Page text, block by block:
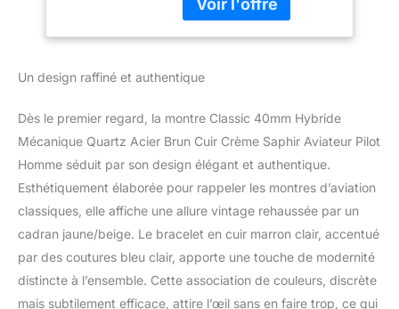
couronne et un fond
un entretien réduit et un
extrêmement précis
rendent cette montre
unique et très désirable.
MWC combinent
essentiellement le
meilleur de la nouvelle
technologie d'horlogerie.
caractéristiques de nos
Un design raffiné et authentique
Dès le premier regard, la montre Classic 40mm Hybride
Mécanique Quartz Acier Brun Cuir Crème Saphir Aviateur Pilot
Homme séduit par son design élégant et authentique.
Esthétiquement élaborée pour rappeler les montres d’aviation
classiques, elle affiche une allure vintage rehaussée par un
cadran jaune/beige. Le bracelet en cuir marron clair, accentué
par des coutures bleu clair, apporte une touche de modernité
distincte à l’ensemble. Cette association de couleurs, discrète
mais subtilement efficace, attire l’œil sans en faire trop, ce qui